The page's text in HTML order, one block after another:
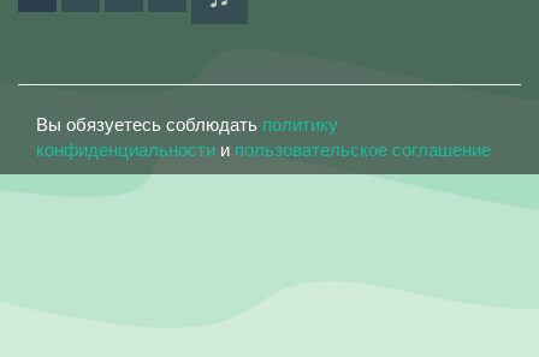
Вы обязуетесь соблюдать политику
конфиденциальности и пользовательское соглашение